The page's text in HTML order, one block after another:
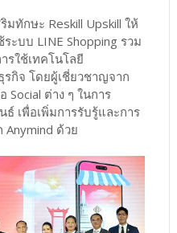
มทักษะ Reskill Upskill ให้
ะบบ LINE Shopping รวม
รใช้เทคโนโลยี
รกิจ โดยผู้เชี่ยวชาญจาก
Social ต่าง ๆ ในการ
เพื่อเพิ่มการรับรู้และการ
ด้วย